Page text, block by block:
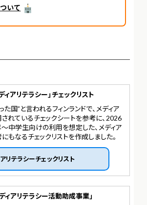
いて
ィアリテラシー」チェックリスト
た国”と言われるフィンランドで、メディア
れているチェックシートを参考に、2026
中学生向けの利用を想定した、メディア
もなるチェックリストを作成しました。
リテラシーチェックリスト
ィアリテラシー活動助成事業」